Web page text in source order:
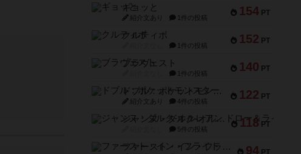
154 PT
ギョッと
紹介文あり 1件の投稿
152 PT
クルティボ
1件の投稿
140 PT
ブラヴェスト
1件の投稿
122 PT
ドブル：ポケットモンスター
紹介文あり 4件の投稿
118 PT
ジャンヌ・ダルク-オルレアン ドロー＆ライト
5件の投稿
94 PT
ファースト・イン・フライト